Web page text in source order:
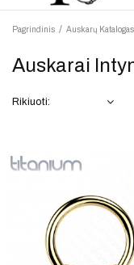
Pagrindinis Auskarų Katalogas
Auskarai
Rikiuoti: